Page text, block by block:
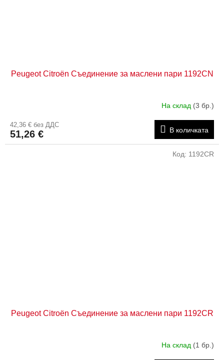
Peugeot Citroën Съединение за маслени пари 1192CN
На склад (3 бр.)
42,36 € без ДДС
51,26 € В количката
Peugeot Citroën Съединение за маслени пари 1192CR
На склад (1 бр.)
Код: 1192CR